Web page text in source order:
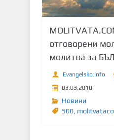
отговорени
молитва за
Evangelsko.info
03.03.2010
Новини
500,